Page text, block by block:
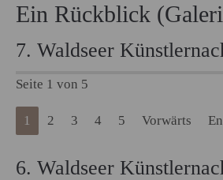
Ein Rückblick
7. Waldseer
Seite 1 von 5
1 2 3 4 5 Vorwärts
6. Waldseer